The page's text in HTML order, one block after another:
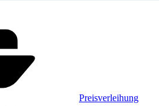
Preisverleihung